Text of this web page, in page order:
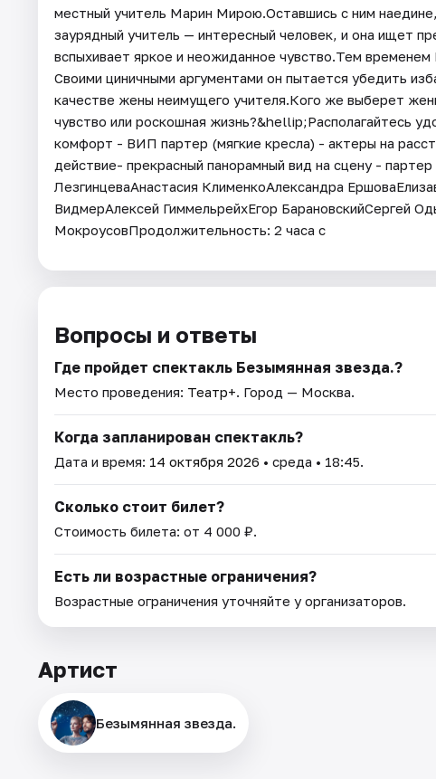
местный учитель Марин Мирою.Оставшись с ним
заурядный учитель — интересный человек, и она ищет
вспыхивает яркое и неожиданное чувство.Тем
Своими циничными аргументами он пытается убедить
качестве жены неимущего учителя.Кого же выберет
чувство или роскошная жизнь?&hellip;Располагайтесь
комфорт - ВИП партер (мягкие кресла) - актеры на
действие- прекрасный панорамный вид на сцену - партер
ЛезгинцеваАнастасия КлименкоАлександра
ВидмерАлексей ГиммельрейхЕгор БарановскийСергей
МокроусовПродолжительность: 2 часа с
Вопросы и ответы
Где пройдет спектакль Безымянная звезда.?
Место проведения: Театр+. Город — Москва.
Когда запланирован спектакль?
Дата и время: 14 октября 2026 • среда • 18:45.
Сколько стоит билет?
Стоимость билета: от 4 000 ₽.
Есть ли возрастные ограничения?
Возрастные ограничения уточняйте у организаторов.
Артист
Безымянная звезда.